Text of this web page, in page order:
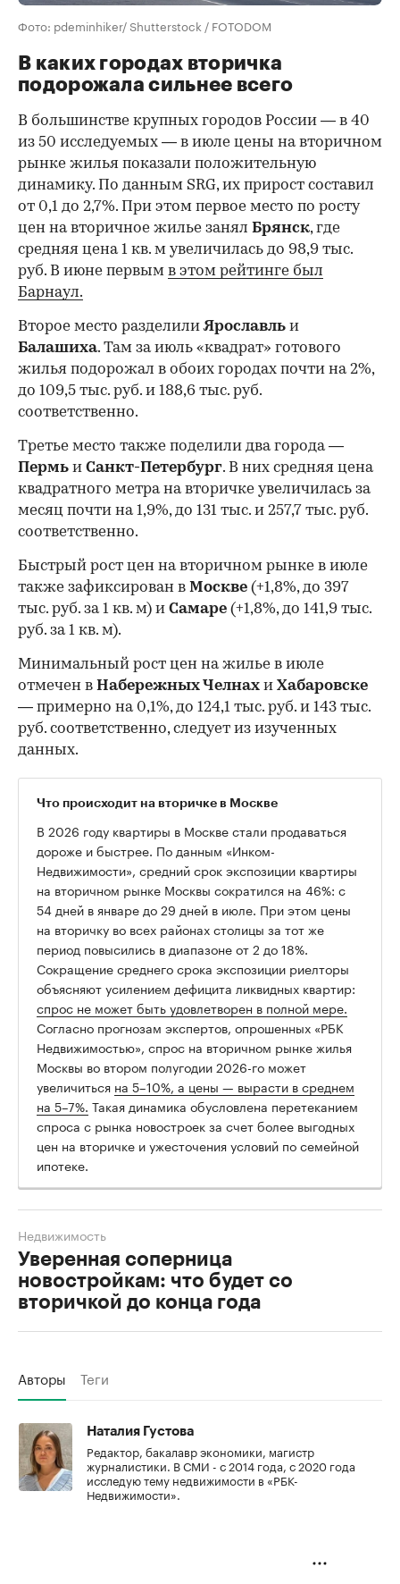
Фото: pdeminhiker/ Shutterstock / FOTODOM
В каких городах вторичка
подорожала сильнее всего
В большинстве крупных городов России — в 40
из 50 исследуемых — в июле цены на вторичном
рынке жилья показали положительную
динамику. По данным SRG, их прирост составил
от 0,1 до 2,7%. При этом первое место по росту
цен на вторичное жилье занял Брянск, где
средняя цена 1 кв. м увеличилась до 98,9 тыс.
руб. В июне первым в этом рейтинге был
Барнаул.
Второе место разделилиЯрославль и
Балашиха. Там за июль «квадрат» готового
жилья подорожал в обоих городах почти на 2%,
до 109,5 тыс. руб. и 188,6 тыс. руб.
соответственно.
Третье место также поделили два города —
Пермь и Санкт-Петербург. В них средняя цена
квадратного метра на вторичке увеличилась за
месяц почти на 1,9%, до 131 тыс. и 257,7 тыс. руб.
соответственно.
Быстрый рост цен на вторичном рынке в июле
также зафиксирован в Москве (+1,8%, до 397
тыс. руб. за 1 кв. м) и Самаре (+1,8%, до 141,9 тыс.
руб. за 1 кв. м).
Минимальный рост цен на жилье в июле
отмечен в Набережных Челнах и Хабаровске
— примерно на 0,1%, до 124,1 тыс. руб. и 143 тыс.
руб. соответственно, следует из изученных
данных.
Что происходит на вторичке в Москве
В 2026 году квартиры в Москве стали продаваться
дороже и быстрее. По данным «Инком-
Недвижимости», средний срок экспозиции квартиры
на вторичном рынке Москвы сократился на 46%: с
54 дней в январе до 29 дней в июле. При этом цены
на вторичку во всех районах столицы за тот же
период повысились в диапазоне от 2 до 18%.
Сокращение среднего срока экспозиции риелторы
объясняют усилением дефицита ликвидных квартир:
спрос не может быть удовлетворен в полной мере.
Согласно прогнозам экспертов, опрошенных «РБК
Недвижимостью», спрос на вторичном рынке жилья
Москвы во втором полугодии 2026-го может
увеличиться на 5–10%, а цены — вырасти в среднем
на 5–7%. Такая динамика обусловлена перетеканием
спроса с рынка новостроек за счет более выгодных
цен на вторичке и ужесточения условий по семейной
ипотеке.
Уверенная соперница
новостройкам: что будет со
вторичкой до конца года
Недвижимость
Авторы Теги
Наталия Густова
Редактор, бакалавр экономики, магистр
журналистики. В СМИ - с 2014 года, с 2020 года
исследую тему недвижимости в «РБК-
Недвижимости».